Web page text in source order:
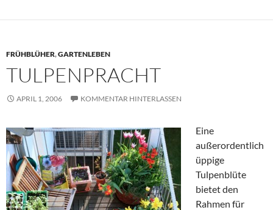
FRÜHBLÜHER,GARTENLEBEN
TULPENPRACHT
APRIL 1, 2006 KOMMENTAR HINTERLASSEN
Eine
außerordentlich
üppige
Tulpenblüte
bietet den
Rahmen für